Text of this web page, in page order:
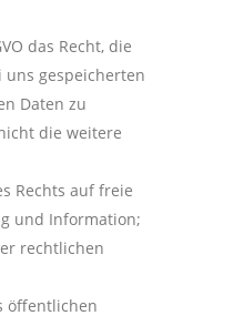
das Recht, die
uns gespeicherten
Daten zu
die weitere
Rechts auf freie
und Information;
rechtlichen
öffentlichen